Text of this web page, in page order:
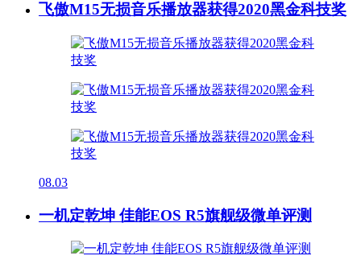
飞傲M15无损音乐播放器获得2020黑金科技奖
08.03
一机定乾坤 佳能EOS R5旗舰级微单评测